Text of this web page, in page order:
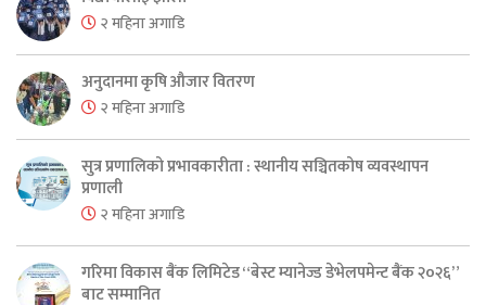
२ महिना अगाडि
अनुदानमा कृषि औजार वितरण
२ महिना अगाडि
सुत्र प्रणालिको प्रभावकारीता : स्थानीय सञ्चितकोष व्यवस्थापन
प्रणाली
२ महिना अगाडि
गरिमा विकास बैंक लिमिटेड “बेस्ट म्यानेज्ड डेभेलपमेन्ट बैंक २०२६”
बाट सम्मानित